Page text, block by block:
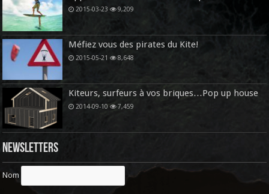
2015-03-23 9,209
Méfiez vous des pirates du Kite!
2015-05-21 8,648
Kiteurs, surfeurs à vos briques…Pop up house
2014-09-10 7,459
Newsletters
Nom